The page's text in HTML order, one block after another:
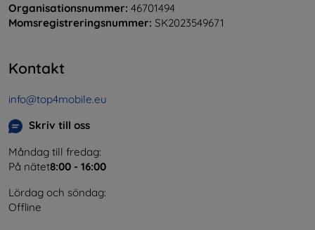
Organisationsnummer: 46701494
Momsregistreringsnummer: SK2023549671
Kontakt
info@top4mobile.eu
Skriv till oss
Måndag till fredag:
På nätet8:00 - 16:00
Lördag och söndag:
Offline